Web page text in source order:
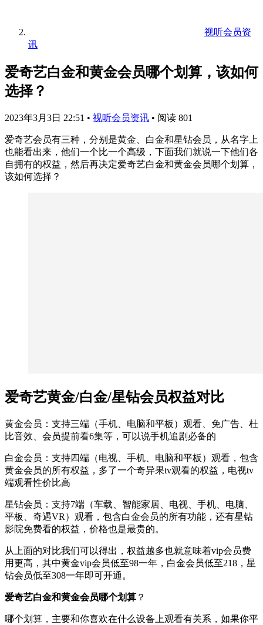
视听会员资
讯
爱奇艺白金和黄金会员哪个划算，该如何
选择？
2023年3月3日 22:51 • 视听会员资讯 • 阅读 801
爱奇艺会员有三种，分别是黄金、白金和星钻会员，从名字上
也能看出来，他们一个比一个高级，下面我们就说一下他们各
自拥有的权益，然后再决定爱奇艺白金和黄金会员哪个划算，
该如何选择？
爱奇艺黄金/白金/星钻会员权益对比
黄金会员：支持三端（手机、电脑和平板）观看、免广告、杜
比音效、会员提前看6集等，可以说手机追剧必备的
白金会员：支持四端（电视、手机、电脑和平板）观看，包含
黄金会员的所有权益，多了一个奇异果tv观看的权益，电视tv
端观看性价比高
星钻会员：支持7端（车载、智能家居、电视、手机、电脑、
平板、奇遇VR）观看，包含白金会员的所有功能，还有星钻
影院免费看的权益，价格也是最贵的。
从上面的对比我们可以得出，权益越多也就意味着vip会员费
用更高，其中黄金vip会员低至98一年，白金会员低至218，星
钻会员低至308一年即可开通。
爱奇艺白金和黄金会员哪个划算 ？
哪个划算，主要和你喜欢在什么设备上观看有关系，如果你平